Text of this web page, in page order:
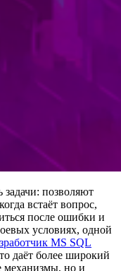
задачи: позволяют
встаёт вопрос,
после ошибки и
условиях, одной
MS SQL
даёт более широкий
механизмы, но и